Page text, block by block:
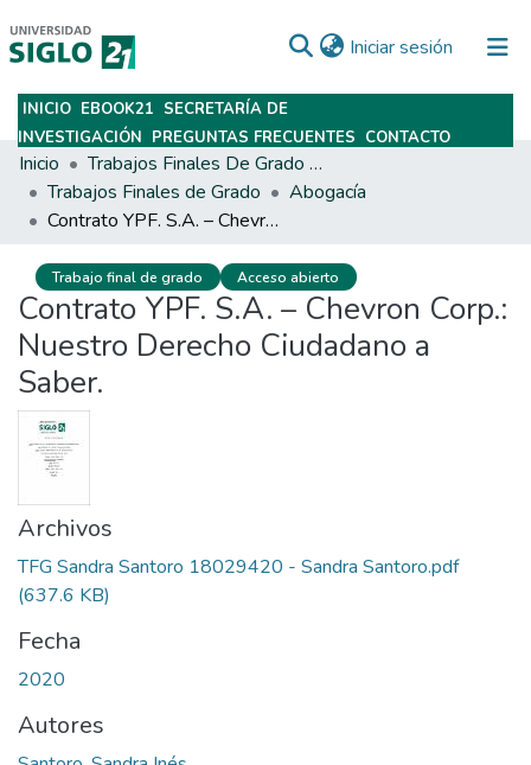
Iniciar sesión (current)
Subir
INICIO EBOOK21 SECRETARÍA DE
INVESTIGACIÓN PREGUNTAS FRECUENTES CONTACTO
Inicio
Trabajos Finales De Grado Y Posgrado
Trabajos Finales de Grado
Abogacía
Contrato YPF. S.A. – Chevron Corp.: Nuestro Derecho Ciudadano a Saber.
Trabajo final de grado Acceso abierto
Contrato YPF. S.A. – Chevron Corp.:
Nuestro Derecho Ciudadano a
Saber.
Archivos
TFG Sandra Santoro 18029420 - Sandra Santoro.pdf
(637.6 KB)
Fecha
2020
Autores